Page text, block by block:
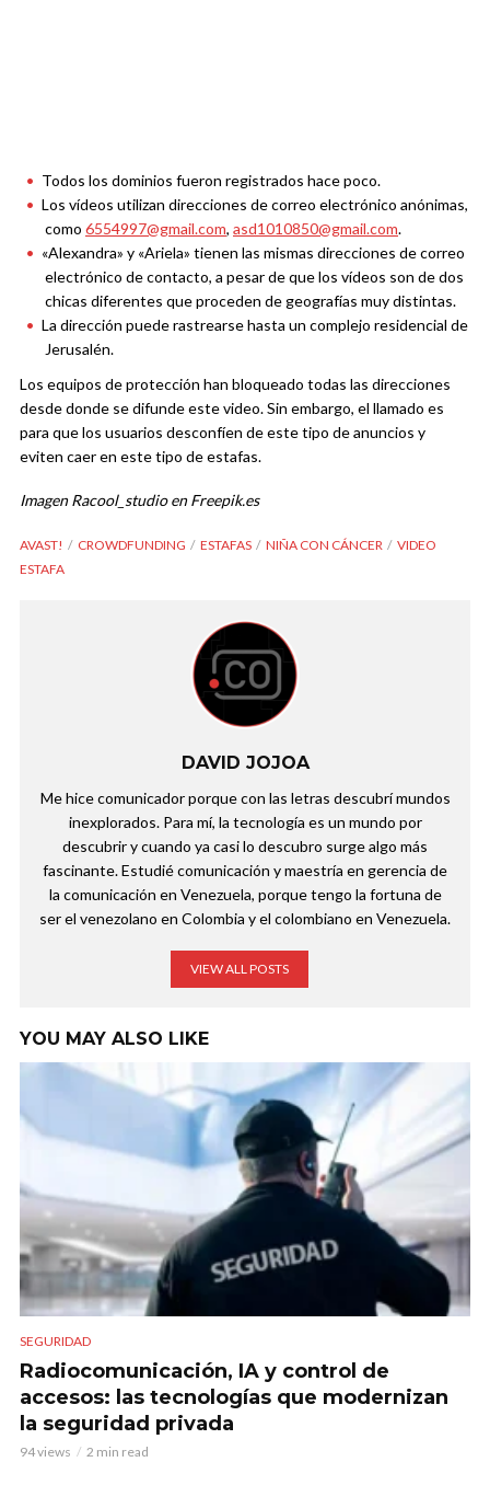
Todos los dominios fueron registrados hace poco.
Los vídeos utilizan direcciones de correo electrónico anónimas,
como 6554997@gmail.com, asd1010850@gmail.com.
«Alexandra» y «Ariela» tienen las mismas direcciones de correo
electrónico de contacto, a pesar de que los vídeos son de dos
chicas diferentes que proceden de geografías muy distintas.
La dirección puede rastrearse hasta un complejo residencial de
Jerusalén.
Los equipos de protección han bloqueado todas las direcciones
desde donde se difunde este video. Sin embargo, el llamado es
para que los usuarios desconfíen de este tipo de anuncios y
eviten caer en este tipo de estafas.
Imagen Racool_studio en Freepik.es
AVAST! CROWDFUNDING ESTAFAS NIÑA CON CÁNCER
VIDEO
ESTAFA
DAVID JOJOA
Me hice comunicador porque con las letras descubrí mundos
inexplorados. Para mí, la tecnología es un mundo por
descubrir y cuando ya casi lo descubro surge algo más
fascinante. Estudié comunicación y maestría en gerencia de
la comunicación en Venezuela, porque tengo la fortuna de
ser el venezolano en Colombia y el colombiano en Venezuela.
VIEW ALL POSTS
YOU MAY ALSO LIKE
SEGURIDAD
Radiocomunicación, IA y control de
accesos: las tecnologías que modernizan
la seguridad privada
94 views 2 min read